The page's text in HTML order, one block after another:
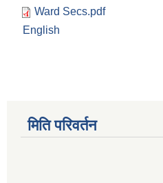
Ward Secs.pdf
English
मिति परिवर्तन